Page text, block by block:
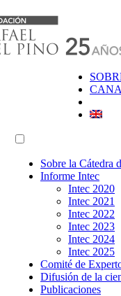
Sobre la Cátedra
Informe Intec
Intec 2020
Intec 2021
Intec 2022
Intec 2023
Intec 2024
Intec 2025
Comité de
Difusión de la
Publicaciones